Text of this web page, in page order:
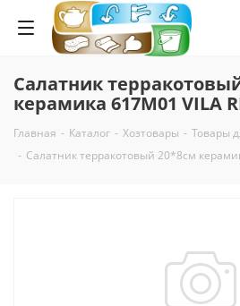
Салатник
керамика 617M01 VILA
Главная - Каталог - Хозтовары - Товары
- Салатник терракотовый 20*8см